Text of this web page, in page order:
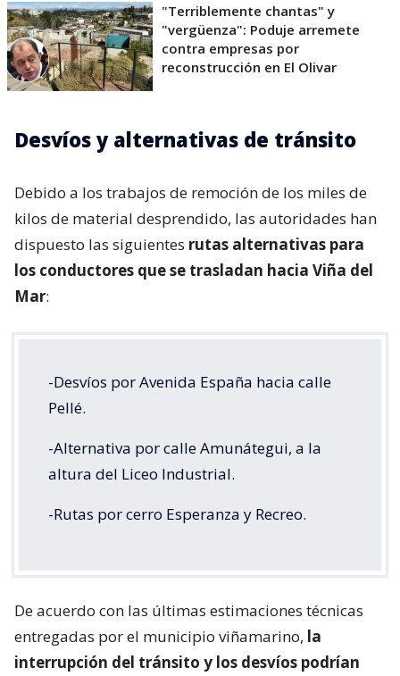
"Terriblemente chantas" y
"vergüenza": Poduje arremete
contra empresas por
reconstrucción en El Olivar
Desvíos y alternativas de tránsito
Debido a los trabajos de remoción de los miles de
kilos de material desprendido, las autoridades han
dispuesto las siguientes rutas alternativas para
los conductores que se trasladan hacia Viña del
Mar:
-Desvíos por Avenida España hacia calle
Pellé.
-Alternativa por calle Amunátegui, a la
altura del Liceo Industrial.
-Rutas por cerro Esperanza y Recreo.
De acuerdo con las últimas estimaciones técnicas
entregadas por el municipio viñamarino, la
interrupción del tránsito y los desvíos podrían